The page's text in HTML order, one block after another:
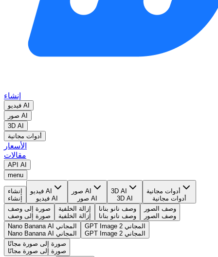
إنشاء
فيديو AI
صور AI
3D AI
أدوات مجانية
الأسعار
مقالات
API AI
menu
إنشاء
إنشاء
فيديو AI
فيديو AI
صور AI
صور AI
3D AI
3D AI
أدوات مجانية
أدوات مجانية
صورة إلى وصف
صورة إلى وصف
إزالة الخلفية
إزالة الخلفية
وصف نانو بنانا
وصف نانو بنانا
وصف الصور
وصف الصور
Nano Banana AI المجاني
Nano Banana AI المجاني
GPT Image 2 المجاني
GPT Image 2 المجاني
صورة إلى صورة مجانًا
صورة إلى صورة مجانًا